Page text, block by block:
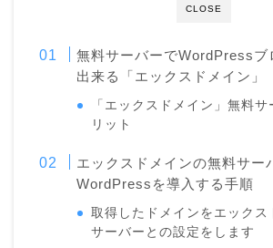
CLOSE
無料サーバーでWordPressブ
出来る「エックスドメイン」
「エックスドメイン」無料
リット
エックスドメインの無料サー
WordPressを導入する手順
取得したドメインをエックス
サーバーとの設定をします